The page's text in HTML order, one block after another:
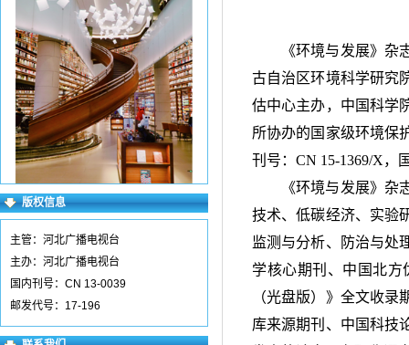
版权信息
主管：河北广播电视台
主办：河北广播电视台
国内刊号：CN 13-0039
邮发代号：17-196
《环境与发展》
古自治区环境科学研究
估中心主办，中国科学
所协办的国家级环境保
刊号： CN 15-1369/X，
《环境与发展》
技术、低碳经济、实验
监测与分析、防治与处
学核心期刊、中国北
（光盘版）》全文收
库来源期刊、中国科技